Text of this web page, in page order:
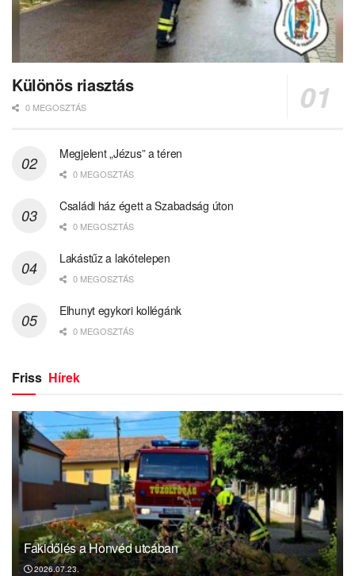
Különös riasztás
0 MEGOSZTÁS
Megjelent „Jézus” a téren
0 MEGOSZTÁS
Családi ház égett a Szabadság úton
0 MEGOSZTÁS
Lakástűz a lakótelepen
0 MEGOSZTÁS
Elhunyt egykori kollégánk
0 MEGOSZTÁS
Friss Hírek
Fakidőlés a Honvéd utcában
2026.07.23.